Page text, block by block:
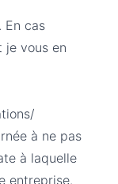
En cas
je vous en
à ne pas
à laquelle
entreprise.